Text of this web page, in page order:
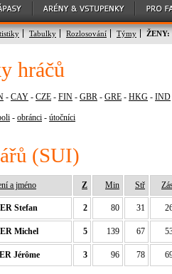
Tabulky Rozlosování Týmy ŽENY:
hráčů
- CAY - CZE - FIN - GBR - GRE - HKG - IND
- obránci - útočníci
(SUI)
a jméno Z Min Stř
Stefan 2 80 31
Michel 5 139 67
Jérôme 3 96 78